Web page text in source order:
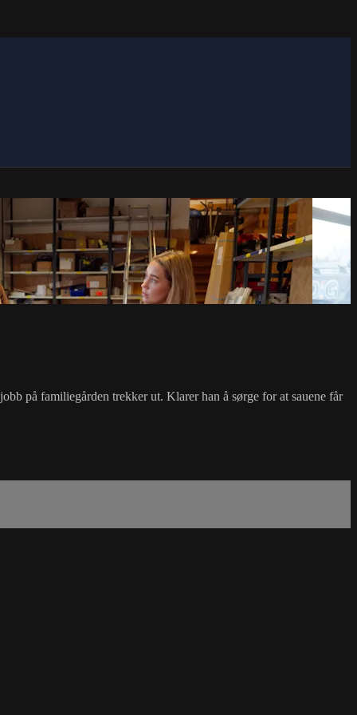
på familiegården trekker ut. Klarer han å sørge for at sauene får